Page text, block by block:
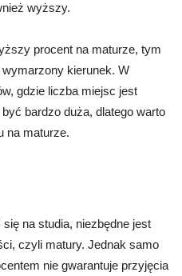
wyższy.
procent na maturze, tym
kierunek. W
gdzie liczba miejsc jest
bardzo duża, dlatego warto
na maturze.
na studia, niezbędne jest
czyli matury. Jednak samo
nie gwarantuje przyjęcia